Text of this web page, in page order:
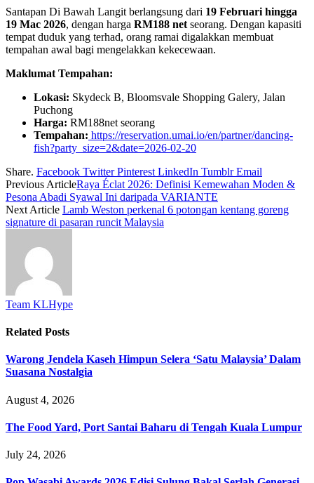
Santapan Di Bawah Langit berlangsung dari 19 Februari hingga
19 Mac 2026, dengan harga RM188 net seorang. Dengan kapasiti
tempat duduk yang terhad, orang ramai digalakkan membuat
tempahan awal bagi mengelakkan kekecewaan.
Maklumat Tempahan:
Lokasi: Skydeck B, Bloomsvale Shopping Galery, Jalan
Puchong
Harga: RM188net seorang
Tempahan: https://reservation.umai.io/en/partner/dancing-
fish?party_size=2&date=2026-02-20
Share. Facebook Twitter Pinterest LinkedIn Tumblr Email
Previous ArticleRaya Éclat 2026: Definisi Kemewahan Moden &
Pesona Abadi Syawal Ini daripada VARIANTE
Next Article Lamb Weston perkenal 6 potongan kentang goreng
signature di pasaran runcit Malaysia
Team KLHype
Related Posts
Warong Jendela Kaseh Himpun Selera ‘Satu Malaysia’ Dalam
Suasana Nostalgia
August 4, 2026
The Food Yard, Port Santai Baharu di Tengah Kuala Lumpur
July 24, 2026